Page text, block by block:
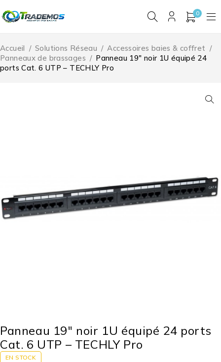
0
Accueil / Solutions Réseau / Accessoires baies & coffret /
Panneaux de brassages / Panneau 19″ noir 1U équipé 24
ports Cat. 6 UTP – TECHLY Pro
Panneau 19″ noir 1U équipé 24 ports
Cat. 6 UTP – TECHLY Pro
EN STOCK